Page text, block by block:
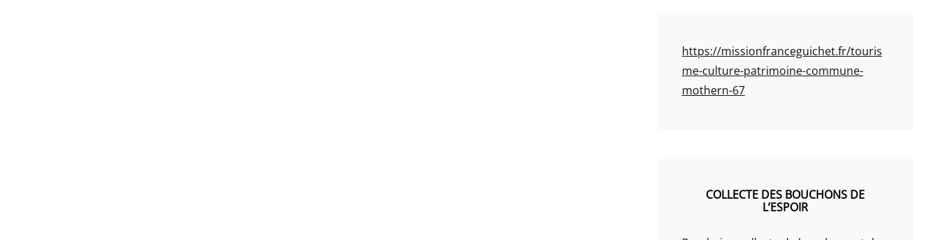
https://missionfranceguichet.fr/touris
me-culture-patrimoine-commune-
mothern-67
COLLECTE DES BOUCHONS DE
L’ESPOIR